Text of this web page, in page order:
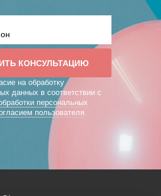
на обработку
данных в соответствии с
персональных
пользователя.